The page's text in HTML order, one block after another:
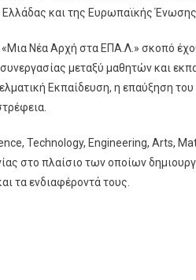
και της Ευρωπαϊκής Ένωσης.
Νέα Αρχή στα ΕΠΑ.Λ.» σκοπό
μεταξύ μαθητών και
Εκπαίδευση, η επαύξηση
Technology, Engineering, Arts,
στο πλαίσιο των οποίων
τα ενδιαφέροντά τους.